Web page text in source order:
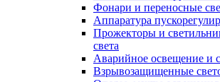
Фонари и переносные
Аппаратура
Прожекторы и
света
Аварийное освещение и
Взрывозащищенные